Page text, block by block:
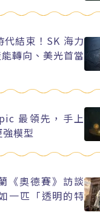
結束！SK 海力
轉向、美光首當
最領先，手上
模型
《奧德賽》訪談
一匹「透明的特